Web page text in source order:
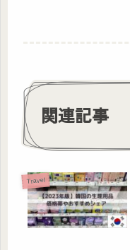
関連記事
Travel